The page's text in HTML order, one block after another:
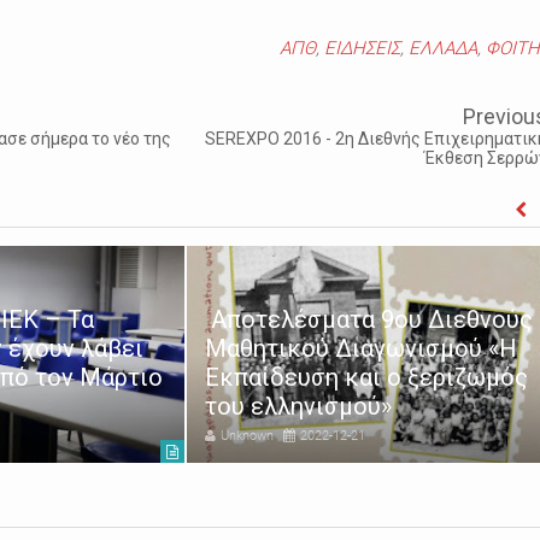
ΑΠΘ, ΕΙΔΗΣΕΙΣ, ΕΛΛΑΔΑ,
σήμερα το νέο της
SEREXPO 2016 - 2η Διεθνής
Έκθεση
– Τα
λάβει
τον Μάρτιο
Αποτελέσματα 9ου Διεθνούς
Μαθητικού Διαγωνισμού «Η
Εκπαίδευση και ο ξεριζωμός
του ελληνισμού»
Unknown 2022-12-21